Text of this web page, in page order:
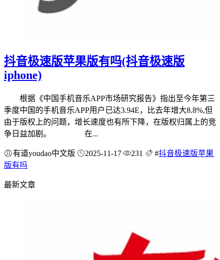
抖音极速版苹果版有吗(抖音极速版
iphone)
根据《中国手机音乐APP市场研究报告》指出至今年第三
季度中国的手机音乐APP用户已达3.94E，比去年增大8.8%,但
由于版权上的问题，增长速度也有所下降，在版权归属上的竞
争日益加剧。 在...
有道youdao中文版 2025-11-17 231 #抖音极速版苹果
版有吗
最新文章